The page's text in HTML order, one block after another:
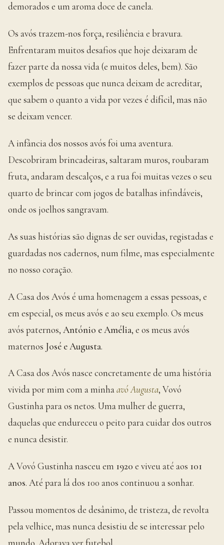
demorados e um aroma doce de canela.
Os avós trazem-nos força, resiliência e bravura.
Enfrentaram muitos desafios que hoje deixaram de
fazer parte da nossa vida (e muitos deles, bem). São
exemplos de pessoas que nunca deixam de acreditar,
que sabem o quanto a vida por vezes é difícil, mas não
se deixam vencer.
A infância dos nossos avós foi uma aventura.
Descobriram brincadeiras, saltaram muros, roubaram
fruta, andaram descalços, e a rua foi muitas vezes o seu
quarto de brincar com jogos de batalhas infindáveis,
onde os joelhos sangravam.
As suas histórias são dignas de ser ouvidas, registadas e
guardadas nos cadernos, num filme, mas especialmente
no nosso coração.
A Casa dos Avós é uma homenagem a essas pessoas, e
em especial, os meus avós e ao seu exemplo. Os meus
avós paternos, António e Amélia, e os meus avós
maternos José e Augusta.
A Casa dos Avós nasce concretamente de uma história
vivida por mim com a minhaavó Augusta, Vovó
Gustinha para os netos. Uma mulher de guerra,
daquelas que endureceu o peito para cuidar dos outros
e nunca desistir.
A Vovó Gustinha nasceu em 1920 e viveu até aos 101
anos. Até para lá dos 100 anos continuou a sonhar.
Passou momentos de desânimo, de tristeza, de revolta
pela velhice, mas nunca desistiu de se interessar pelo